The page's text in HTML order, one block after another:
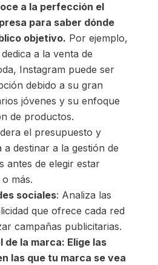
a la perfección el
para saber dónde
objetivo. Por ejemplo,
a la venta de
Instagram puede ser
debido a su gran
jóvenes y su enfoque
de productos.
el presupuesto y
a destinar a la gestión de
antes de elegir estar
más.
sociales: Analiza las
que ofrece cada red
campañas publicitarias.
de la marca: Elige las
las que tu marca se vea